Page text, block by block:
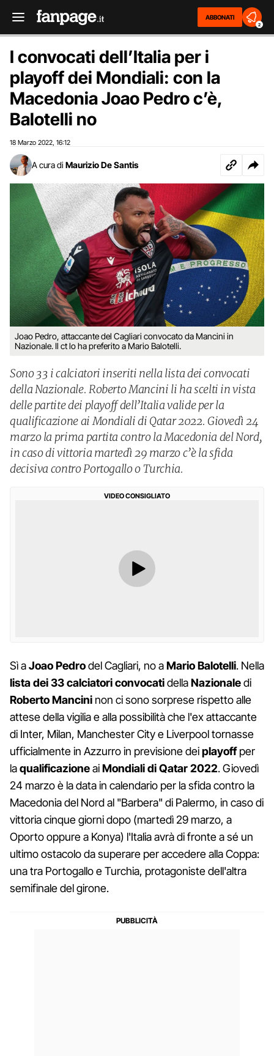
ABBONATI
2
I convocati dell’Italia per i
playoff dei Mondiali: con la
Macedonia Joao Pedro c’è,
Balotelli no
18 Marzo 2022 16:12
A cura di Maurizio De Santis
Joao Pedro, attaccante del Cagliari convocato da Mancini in
Nazionale. Il ct lo ha preferito a Mario Balotelli.
Sono 33 i calciatori inseriti nella lista dei convocati
della Nazionale. Roberto Mancini li ha scelti in vista
delle partite dei playoff dell’Italia valide per la
qualificazione ai Mondiali di Qatar 2022. Giovedì 24
marzo la prima partita contro la Macedonia del Nord,
in caso di vittoria martedì 29 marzo c’è la sfida
decisiva contro Portogallo o Turchia.
VIDEO CONSIGLIATO
Sì aJoao Pedrodel Cagliari, no aMario Balotelli. Nella
lista dei 33 calciatori convocatidellaNazionaledi
Roberto Mancini non ci sono sorprese rispetto alle
attese della vigilia e alla possibilità che l'ex attaccante
di Inter, Milan, Manchester City e Liverpool tornasse
ufficialmente in Azzurro in previsione deiplayoffper
laqualificazioneaiMondiali di Qatar 2022. Giovedì
24 marzo è la data in calendario per la sfida contro la
Macedonia del Nord al "Barbera" di Palermo, in caso di
vittoria cinque giorni dopo (martedì 29 marzo, a
Oporto oppure a Konya) l'Italia avrà di fronte a sé un
ultimo ostacolo da superare per accedere alla Coppa:
una tra Portogallo e Turchia, protagoniste dell'altra
semifinale del girone.